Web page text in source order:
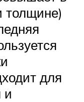
толщине)
для
и